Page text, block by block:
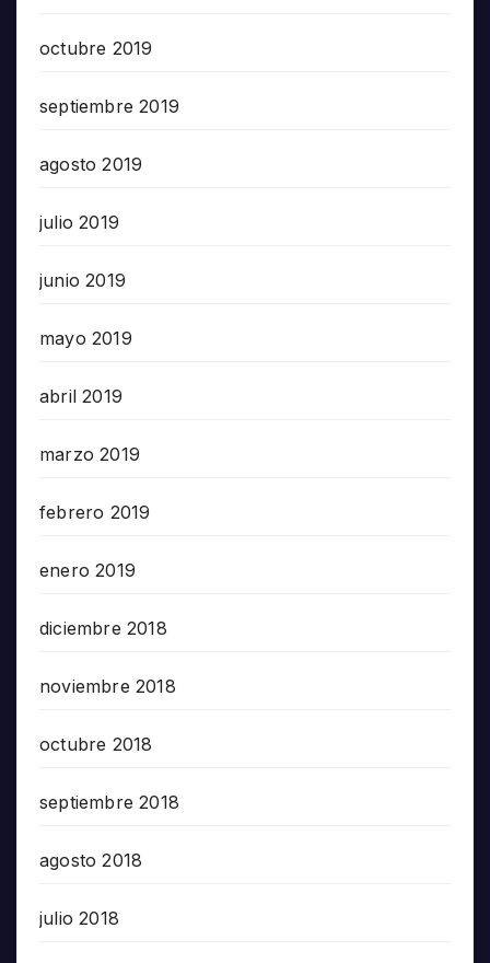
octubre 2019
septiembre 2019
agosto 2019
julio 2019
junio 2019
mayo 2019
abril 2019
marzo 2019
febrero 2019
enero 2019
diciembre 2018
noviembre 2018
octubre 2018
septiembre 2018
agosto 2018
julio 2018